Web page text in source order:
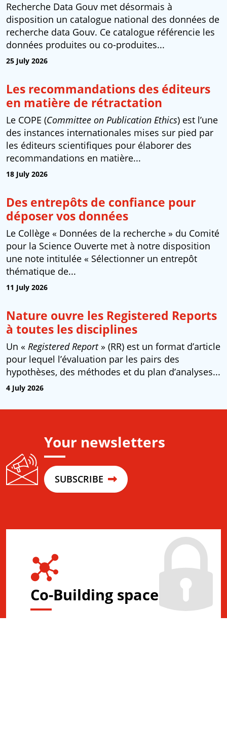
Recherche Data Gouv met désormais à
disposition un catalogue national des données de
recherche data Gouv. Ce catalogue référencie les
données produites ou co-produites...
25 July 2026
Les recommandations des éditeurs
en matière de rétractation
Le COPE (Committee on Publication Ethics) est l’une
des instances internationales mises sur pied par
les éditeurs scientifiques pour élaborer des
recommandations en matière...
18 July 2026
Des entrepôts de confiance pour
déposer vos données
Le Collège « Données de la recherche » du Comité
pour la Science Ouverte met à notre disposition
une note intitulée « Sélectionner un entrepôt
thématique de...
11 July 2026
Nature ouvre les Registered Reports
à toutes les disciplines
Un « Registered Report» (RR) est un format d’article
pour lequel l’évaluation par les pairs des
hypothèses, des méthodes et du plan d’analyses...
4 July 2026
Your newsletters
SUBSCRIBE
Co-Building space